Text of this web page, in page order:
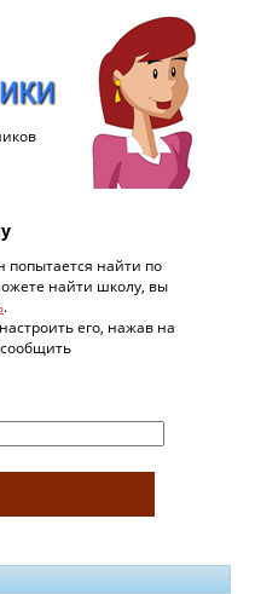
попытается найти по
найти школу, вы
.
его, нажав на